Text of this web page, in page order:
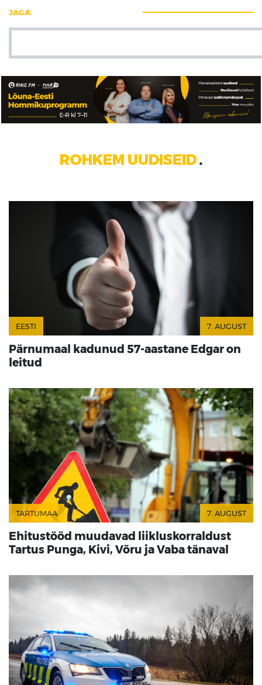
JAGA:
ROHKEM UUDISEID ■
EESTI 7. AUGUST
Pärnumaal kadunud 57-aastane Edgar on
leitud
TARTUMAA 7. AUGUST
Ehitustööd muudavad liikluskorraldust
Tartus Punga, Kivi, Võru ja Vaba tänaval